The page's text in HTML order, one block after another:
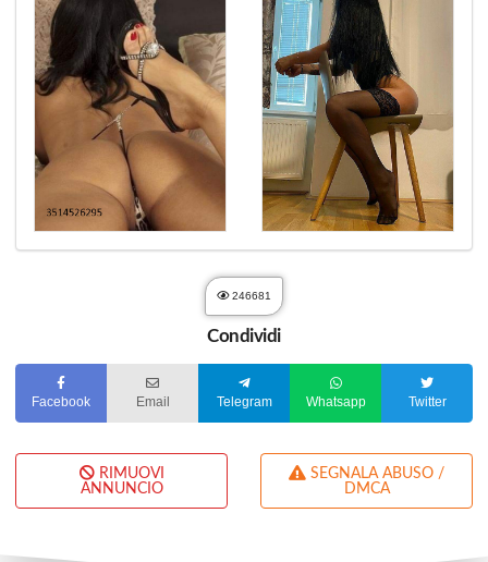
246681
Condividi
Facebook Email Telegram Whatsapp Twitter
RIMUOVI
ANNUNCIO
DMCA